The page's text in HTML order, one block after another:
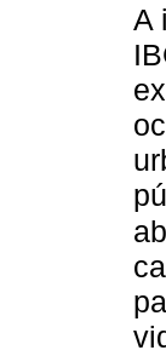
A